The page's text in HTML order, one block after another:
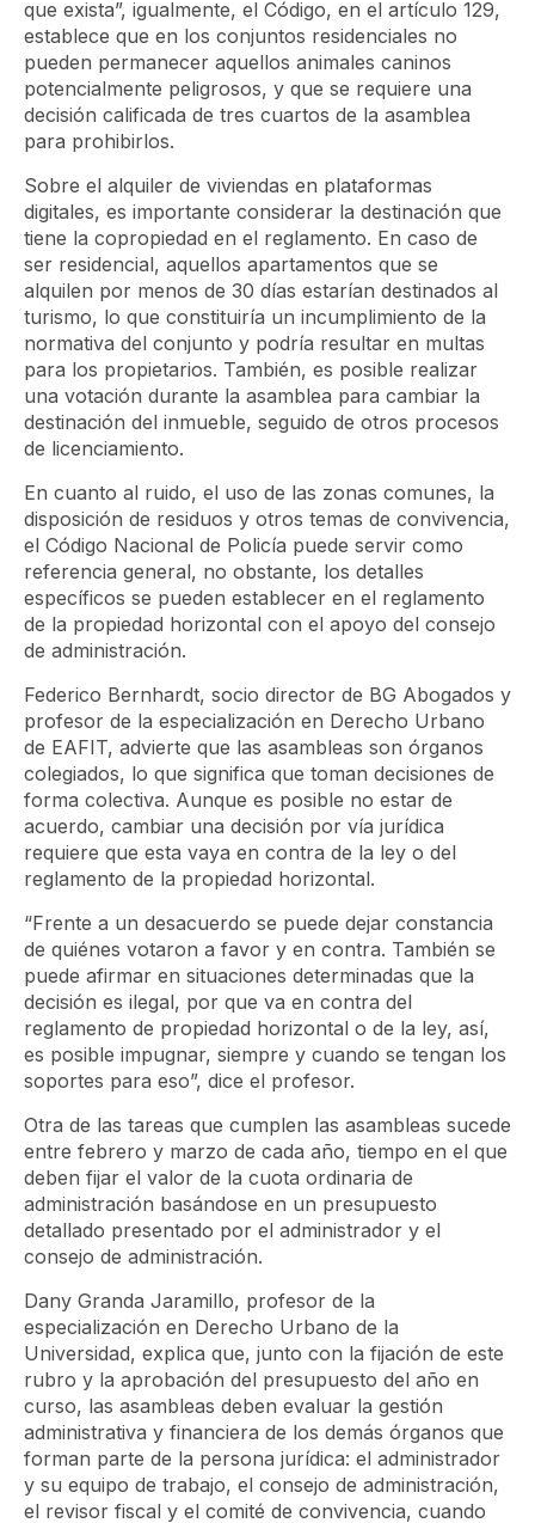
que exista”, igualmente, el Código, en el artículo 129,
establece que en los conjuntos residenciales no
pueden permanecer aquellos animales caninos
potencialmente peligrosos, y que se requiere una
decisión calificada de tres cuartos de la asamblea
para prohibirlos.
Sobre el alquiler de viviendas en plataformas
digitales, es importante considerar la destinación que
tiene la copropiedad en el reglamento. En caso de
ser residencial, aquellos apartamentos que se
alquilen por menos de 30 días estarían destinados al
turismo, lo que constituiría un incumplimiento de la
normativa del conjunto y podría resultar en multas
para los propietarios. También, es posible realizar
una votación durante la asamblea para cambiar la
destinación del inmueble, seguido de otros procesos
de licenciamiento.
En cuanto al ruido, el uso de las zonas comunes, la
disposición de residuos y otros temas de convivencia,
el Código Nacional de Policía puede servir como
referencia general, no obstante, los detalles
específicos se pueden establecer en el reglamento
de la propiedad horizontal con el apoyo del consejo
de administración.
Federico Bernhardt, socio director de BG Abogados y
profesor de la especialización en Derecho Urbano
de EAFIT, advierte que las asambleas son órganos
colegiados, lo que significa que toman decisiones de
forma colectiva. Aunque es posible no estar de
acuerdo, cambiar una decisión por vía jurídica
requiere que esta vaya en contra de la ley o del
reglamento de la propiedad horizontal.
“Frente a un desacuerdo se puede dejar constancia
de quiénes votaron a favor y en contra. También se
puede afirmar en situaciones determinadas que la
decisión es ilegal, por que va en contra del
reglamento de propiedad horizontal o de la ley, así,
es posible impugnar, siempre y cuando se tengan los
soportes para eso”, dice el profesor.
Otra de las tareas que cumplen las asambleas sucede
entre febrero y marzo de cada año, tiempo en el que
deben fijar el valor de la cuota ordinaria de
administración basándose en un presupuesto
detallado presentado por el administrador y el
consejo de administración.
Dany Granda Jaramillo, profesor de la
especialización en Derecho Urbano de la
Universidad, explica que, junto con la fijación de este
rubro y la aprobación del presupuesto del año en
curso, las asambleas deben evaluar la gestión
administrativa y financiera de los demás órganos que
forman parte de la persona jurídica: el administrador
y su equipo de trabajo, el consejo de administración,
el revisor fiscal y el comité de convivencia, cuando